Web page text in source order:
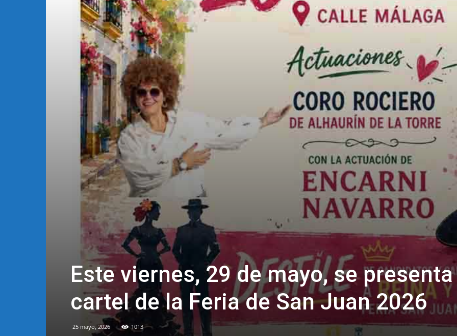
Este viernes, 29 de mayo, se
cartel de la Feria de San Juan 2026
25 mayo, 2026 1013